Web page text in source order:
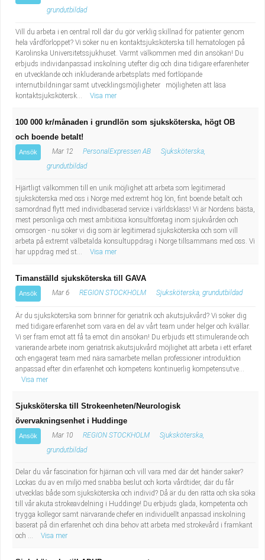
grundutbildad
Vill du arbeta i en central roll där du gör verklig skillnad för patienter genom
hela vårdförloppet? Vi söker nu en kontaktsjuksköterska till hematologen på
Karolinska Universitetssjukhuset. Varmt välkommen med din ansökan! Du
erbjuds individanpassad inskolning utefter dig och dina tidigare erfarenheter
en utvecklande och inkluderande arbetsplats med fortlöpande
internutbildningar samt utvecklingsmöjligheter möjligheten att läsa
kontaktsjukskötersk...
Visa mer
100 000 kr/månaden i grundlön som sjuksköterska, högt OB
och boende betalt!
Ansök Mar 12 PersonalExpressen AB
Sjuksköterska,
grundutbildad
Hjärtligt välkommen till en unik möjlighet att arbeta som legitimerad
sjuksköterska med oss i Norge med extremt hög lön, fint boende betalt och
samordnad flytt med individbaserad service i världsklass! Vi är Nordens bästa,
mest personliga och mest ambitiösa konsultföretag inom sjukvården och
omsorgen - nu söker vi dig som är legitimerad sjuksköterska och som vill
arbeta på extremt välbetalda konsultuppdrag i Norge tillsammans med oss. Vi
har uppdrag med st...
Visa mer
Timanställd sjuksköterska till GAVA
Ansök Mar 6 REGION STOCKHOLM Sjuksköterska, grundutbildad
Är du sjuksköterska som brinner för geriatrik och akutsjukvård? Vi söker dig
med tidigare erfarenhet som vara en del av vårt team under helger och kvällar.
Vi ser fram emot att få ta emot din ansökan! Du erbjuds ett stimulerande och
varierande arbete inom geriatrisk akutsjukvård möjlighet att arbeta i ett erfaret
och engagerat team med nära samarbete mellan professioner introduktion
anpassad efter din erfarenhet och kompetens kontinuerlig kompetensutve...
Visa mer
Sjuksköterska till Strokeenheten/Neurologisk
övervakningsenhet i Huddinge
Ansök Mar 10 REGION STOCKHOLM
Sjuksköterska,
grundutbildad
Delar du vår fascination för hjärnan och vill vara med där det händer saker?
Lockas du av en miljö med snabba beslut och korta vårdtider, där du får
utvecklas både som sjuksköterska och individ? Då är du den rätta och ska söka
till vår akuta strokeavdelning i Huddinge! Du erbjuds glada, kompetenta och
trygga kollegor samt närvarande chefer en individuellt anpassad inskolning
baserat på din erfarenhet och dina behov att arbeta med strokevård i framkant
och ...
Visa mer